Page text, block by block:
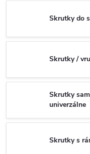
Skrutky do
Skrutky /
Skrutky
univerzálne
Skrutky s